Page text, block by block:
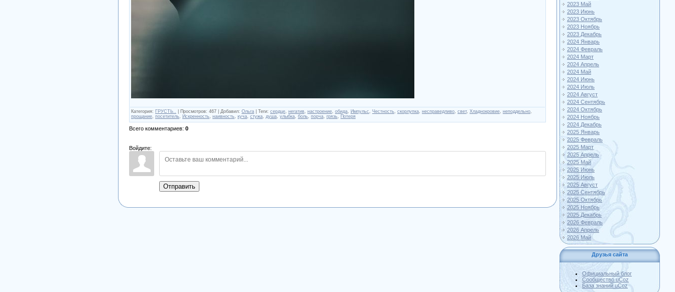
Категория: ГРУСТЬ.. Просмотров: 467 Добавил: Ольга Теги: сердце негатив настроение обида Импульс Честность скорлупка несправедливо свет, Хладнокровие неподдельно
прощание посетитель Искренность наивность куча стужа душа улыбка боль порча грязь Потеря
Всего комментариев: 0
Войдите:
Отправить
2023 Май
2023 Июнь
2023 Октябрь
2023 Ноябрь
2023 Декабрь
2024 Январь
2024 Февраль
2024 Март
2024 Апрель
2024 Май
2024 Июнь
2024 Июль
2024 Август
2024 Сентябрь
2024 Октябрь
2024 Ноябрь
2024 Декабрь
2025 Январь
2025 Февраль
2025 Март
2025 Апрель
2025 Май
2025 Июнь
2025 Июль
2025 Август
2025 Сентябрь
2025 Октябрь
2025 Ноябрь
2025 Декабрь
2026 Февраль
2026 Апрель
2026 Май
Друзья сайта
Официальный блог
Сообщество uCoz
База знаний uCoz